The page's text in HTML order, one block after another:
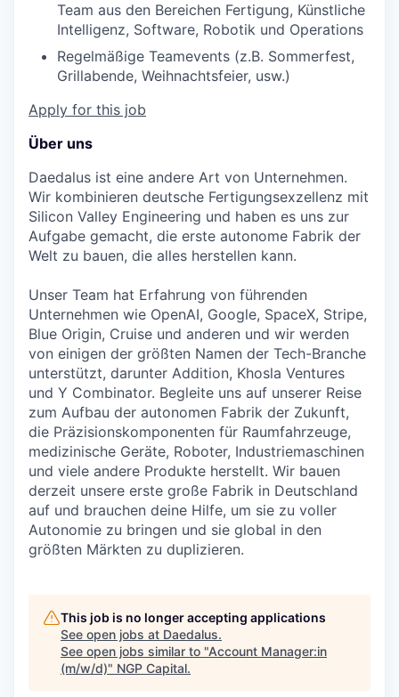
Team aus den Bereichen Fertigung, Künstliche
Intelligenz, Software, Robotik und Operations
Regelmäßige Teamevents (z.B. Sommerfest,
Grillabende, Weihnachtsfeier, usw.)
Apply for this job
Über uns
Daedalus ist eine andere Art von Unternehmen.
Wir kombinieren deutsche Fertigungsexzellenz mit
Silicon Valley Engineering und haben es uns zur
Aufgabe gemacht, die erste autonome Fabrik der
Welt zu bauen, die alles herstellen kann.
Unser Team hat Erfahrung von führenden
Unternehmen wie OpenAI, Google, SpaceX, Stripe,
Blue Origin, Cruise und anderen und wir werden
von einigen der größten Namen der Tech-Branche
unterstützt, darunter Addition, Khosla Ventures
und Y Combinator. Begleite uns auf unserer Reise
zum Aufbau der autonomen Fabrik der Zukunft,
die Präzisionskomponenten für Raumfahrzeuge,
medizinische Geräte, Roboter, Industriemaschinen
und viele andere Produkte herstellt. Wir bauen
derzeit unsere erste große Fabrik in Deutschland
auf und brauchen deine Hilfe, um sie zu voller
Autonomie zu bringen und sie global in den
größten Märkten zu duplizieren.
This job is no longer accepting applications
See open jobs at Daedalus.
See open jobs similar to "Account Manager:in
(m/w/d)" NGP Capital.